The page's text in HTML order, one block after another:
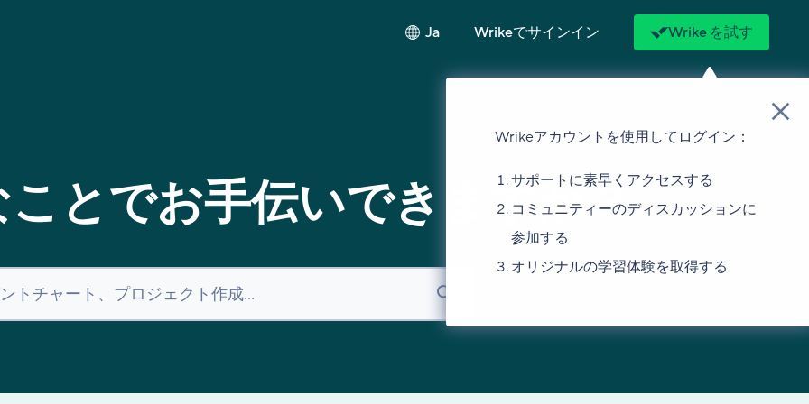
Ja Wrikeでサインイン Wrike を試す
Wrikeアカウントを使用してログイン：
サポートに素早くアクセスする
コミュニティーのディスカッションに
参加する
オリジナルの学習体験を取得する
とでお手伝いできますか？